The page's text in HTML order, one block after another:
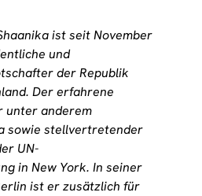
ist seit November
und
der Republik
Der erfahrene
unter anderem
sowie stellvertretender
UN-
in New York. In seiner
ist er zusätzlich für